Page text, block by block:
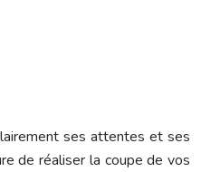
ses attentes et ses
de réaliser la coupe de vos